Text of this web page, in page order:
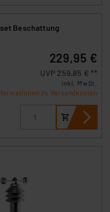
Beschattung
229,95 €
UVP 259,85 € **
inkl. MwSt.
zu Versandkosten